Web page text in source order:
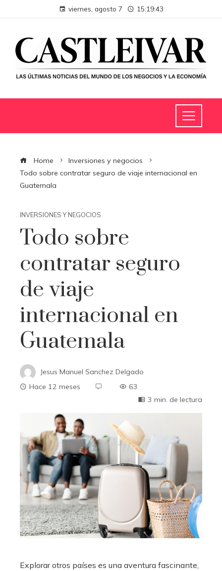
viernes, agosto 7 15:19:44
Home
Inversiones y negocios
Todo sobre contratar seguro de viaje internacional en
Guatemala
INVERSIONES Y NEGOCIOS
Todo sobre
contratar seguro
de viaje
internacional en
Guatemala
Jesus Manuel Sanchez Delgado
Hace 12 meses
63
3 min. de lectura
Explorar otros países es una aventura fascinante,